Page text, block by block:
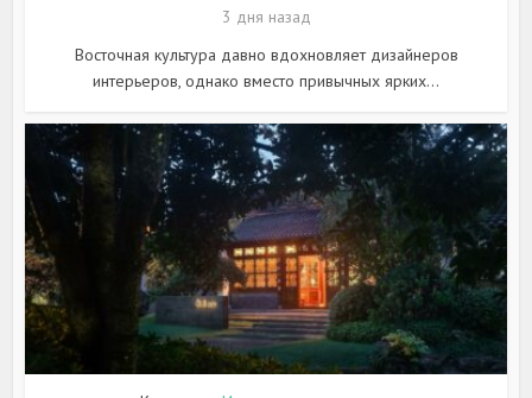
3 дня назад
Восточная культура давно вдохновляет дизайнеров
интерьеров, однако вместо привычных ярких...